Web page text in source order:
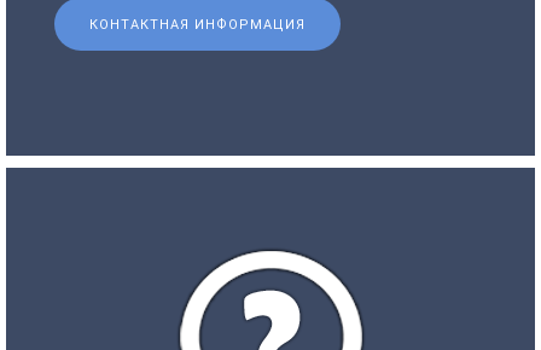
КОНТАКТНАЯ ИНФОРМАЦИЯ